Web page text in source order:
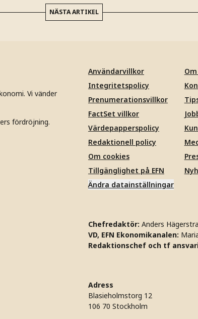
NÄSTA ARTIKEL
Vi vänder
fördröjning.
Användarvillkor
Integritetspolicy
Prenumerationsvillkor
FactSet villkor
Värdepapperspolicy
Redaktionell policy
Om cookies
Tillgänglighet på EFN
Ändra datainställningar
Om
Chefredaktör: Anders
VD, EFN Ekonomikanalen:
Redaktionschef och tf
Adress
Blasieholmstorg 12
106 70 Stockholm